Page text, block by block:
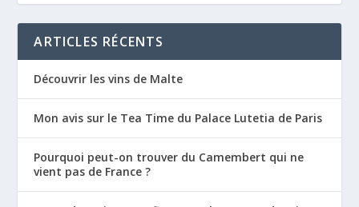
ARTICLES RÉCENTS
Découvrir les vins de Malte
Mon avis sur le Tea Time du Palace Lutetia de Paris
Pourquoi peut-on trouver du Camembert qui ne
vient pas de France ?